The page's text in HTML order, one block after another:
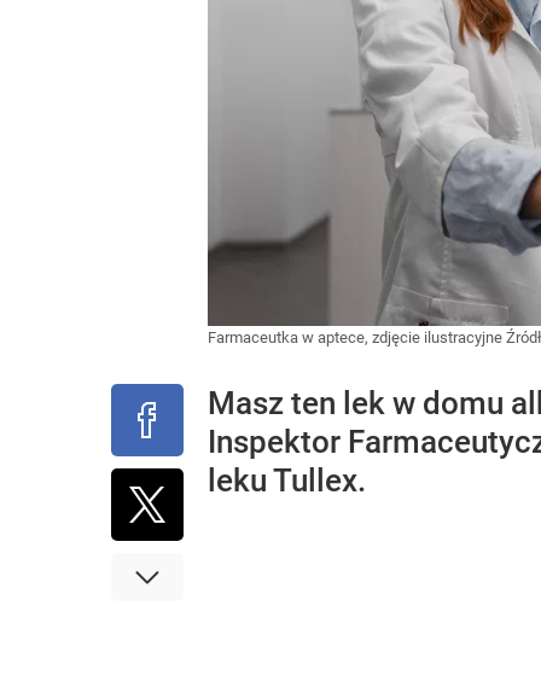
Farmaceutka w aptece, zdjęcie ilustracyjne
Masz ten lek w domu
Inspektor
leku Tullex.